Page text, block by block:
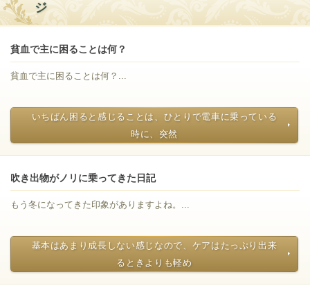
ジ
貧血で主に困ることは何？
貧血で主に困ることは何？...
いちばん困ると感じることは、ひとりで電車に乗っている
時に、突然
吹き出物がノリに乗ってきた日記
もう冬になってきた印象がありますよね。...
基本はあまり成長しない感じなので、ケアはたっぷり出来
るときよりも軽め